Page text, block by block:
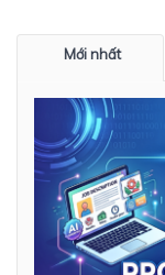
Mới nhất